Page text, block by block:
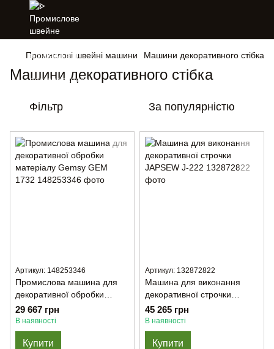
Промислові швейні машини Машини декоративного стібка
Машини декоративного стібка
Фільтр За популярністю
Артикул: 148253346
Промислова машина для
декоративної обробки
матеріалу Gemsy GEM
1732
29 667 грн
В наявності
Купити
Артикул: 132872822
Машина для виконання
декоративної строчки
JAPSEW J-222
45 265 грн
В наявності
Купити